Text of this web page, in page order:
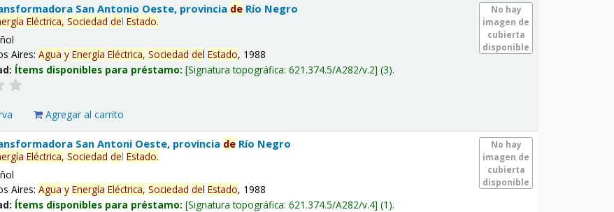
No hay
imagen de
cubierta
disponible
San Antonio Oeste, provincia de Río Negro
Eléctrica, Sociedad delEstado.
Aires:Agua y Energía Eléctrica, Sociedad delEstado, 1988
Ítems disponibles para préstamo: Signatura topográfica:621.374.5/A282/v.2 (3).
Agregar al carrito
No hay
imagen de
cubierta
disponible
San Antoni Oeste, provincia de Río Negro
Eléctrica, Sociedad delEstado.
Aires:Agua y Energía Eléctrica, Sociedad delEstado, 1988
Ítems disponibles para préstamo: Signatura topográfica:621.374.5/A282/v.4 (1).